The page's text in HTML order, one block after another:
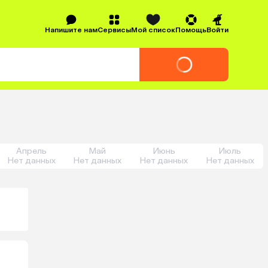
Напишите намСервисыМой списокПомощьВойти
Апрель
Нет данных
Май
Нет данных
Июнь
Нет данных
Июль
Нет данных